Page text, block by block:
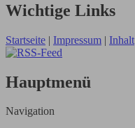
Wichtige Links
Startseite | Impressum | Inhalt
Hauptmenü
Navigation